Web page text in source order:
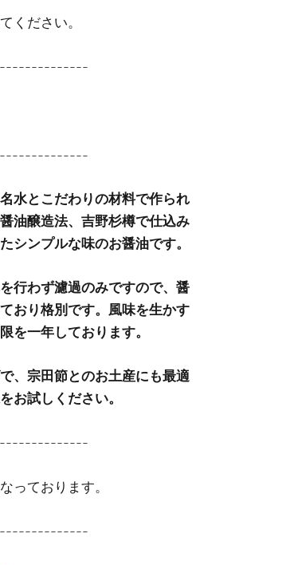
ください。
水とこだわりの材料で作られ
油醸造法、吉野杉樽で仕込み
シンプルな味のお醤油です。
行わず濾過のみですので、醤
おり格別です。風味を生かす
を一年しております。
、宗田節とのお土産にも最適
お試しください。
っております。